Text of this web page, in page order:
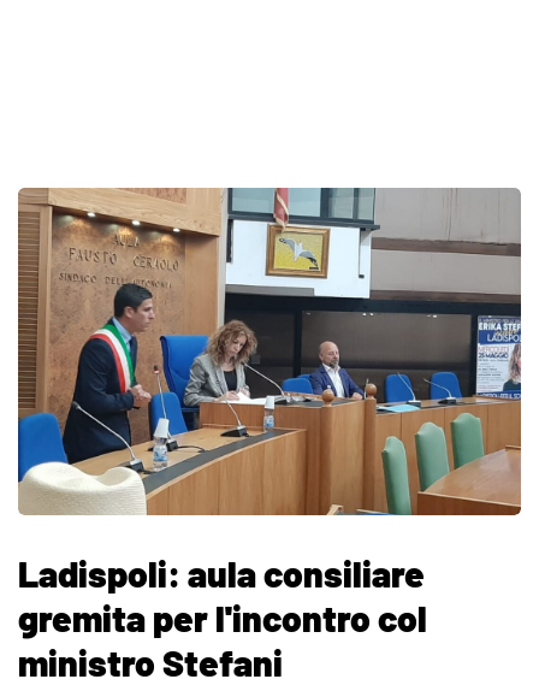
Ladispoli: aula consiliare
gremita per l'incontro col
ministro Stefani